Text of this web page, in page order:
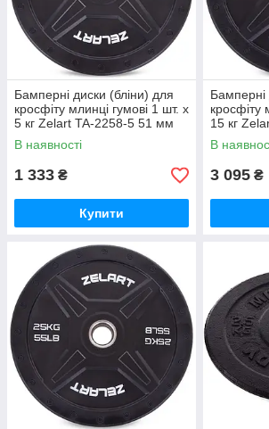
Бамперні диски (бліни) для
кросфіту млинці гумові 1 шт. х
5 кг Zelart TA-2258-5 51 мм
В наявності
1 333 ₴
Купити
Бамперні
кросфіту
15 кг
В
3 095 ₴